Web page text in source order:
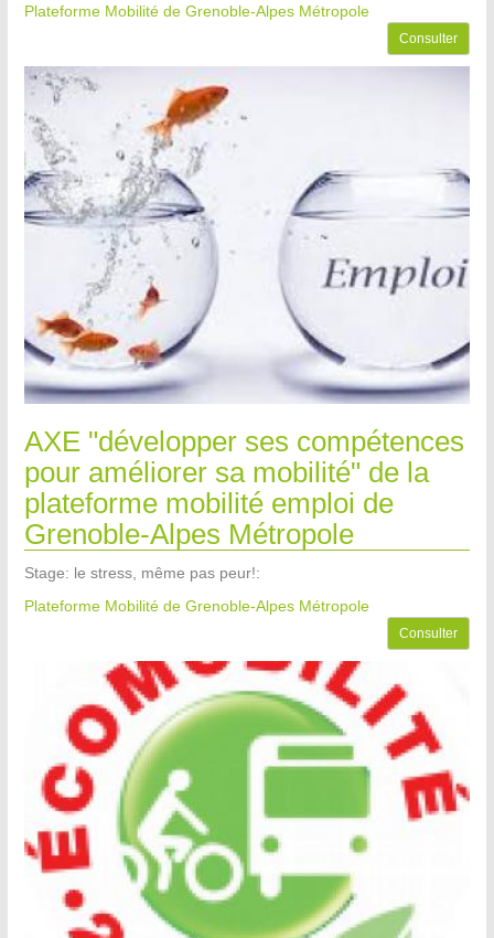
Plateforme Mobilité de Grenoble-Alpes Métropole
Consulter
AXE "développer ses compétences
pour améliorer sa mobilité" de la
plateforme mobilité emploi de
Grenoble-Alpes Métropole
Stage: le stress, même pas peur!:
Plateforme Mobilité de Grenoble-Alpes Métropole
Consulter